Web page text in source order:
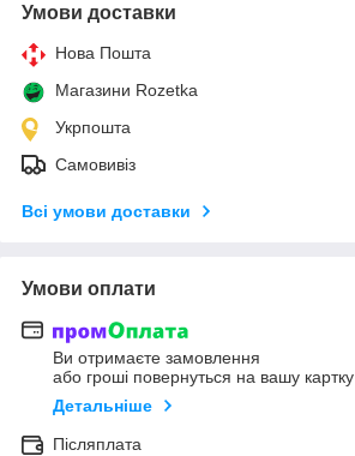
Умови доставки
Нова Пошта
Магазини Rozetka
Укрпошта
Самовивіз
Всі умови доставки
Умови оплати
Ви отримаєте замовлення
або гроші повернуться на вашу картку
Детальніше
Післяплата